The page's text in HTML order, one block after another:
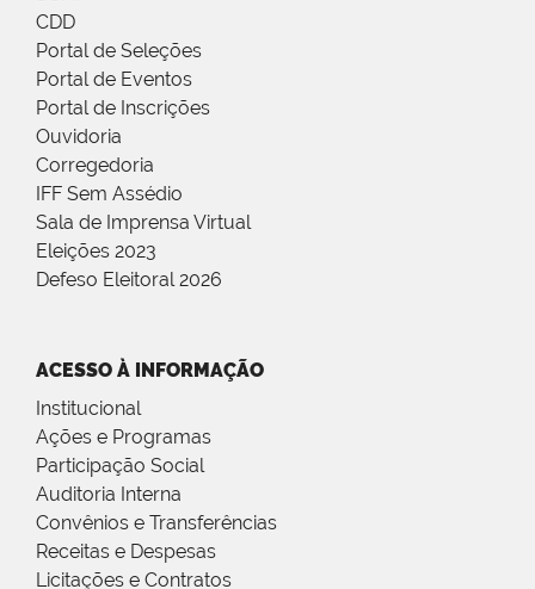
CDD
Portal de Seleções
Portal de Eventos
Portal de Inscrições
Ouvidoria
Corregedoria
IFF Sem Assédio
Sala de Imprensa Virtual
Eleições 2023
Defeso Eleitoral 2026
ACESSO À INFORMAÇÃO
Institucional
Ações e Programas
Participação Social
Auditoria Interna
Convênios e Transferências
Receitas e Despesas
Licitações e Contratos